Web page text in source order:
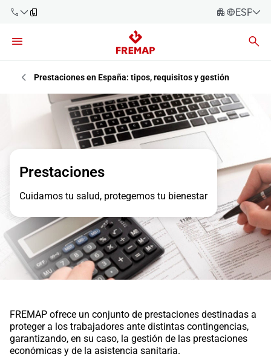
900 61 00
61
900 61 00
61
Español
Galego
Valencià
Asesorías
Proveedores
Prestaciones en España: tipos, requisitos y gestión
Prestaciones
Cuidamos tu salud, protegemos tu bienestar
FREMAP ofrece un conjunto de prestaciones destinadas a
proteger a los trabajadores ante distintas contingencias,
garantizando, en su caso, la gestión de las prestaciones
económicas y de la asistencia sanitaria.